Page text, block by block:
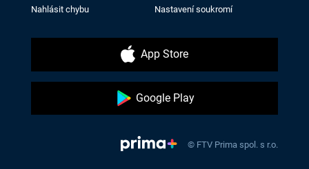
Nahlásit chybu Nastavení soukromí
App Store
Google Play
© FTV Prima spol. s r.o.